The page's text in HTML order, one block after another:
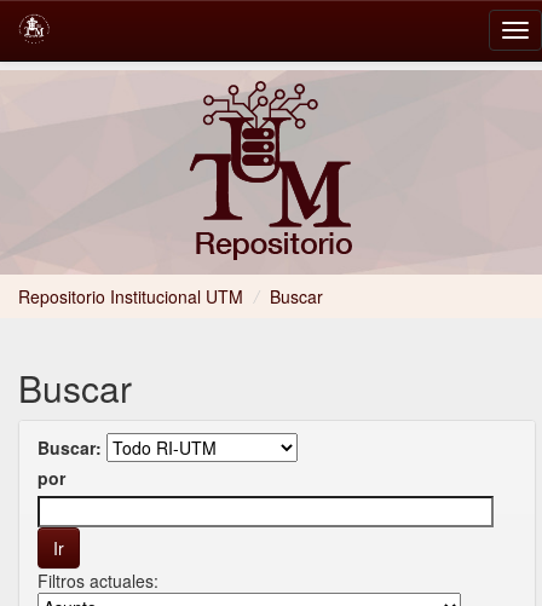
Repositorio Institucional UTM / Buscar
Buscar
Buscar:
por
Filtros actuales: